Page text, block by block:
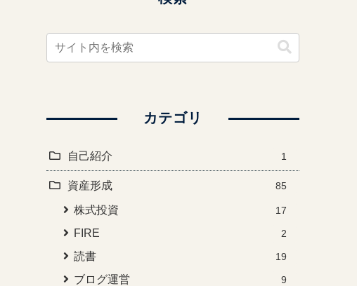
カテゴリ
自己紹介 1
資産形成 85
株式投資 17
FIRE 2
読書 19
ブログ運営 9